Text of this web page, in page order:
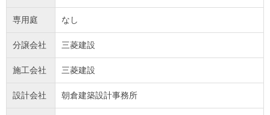
専用庭 なし
分譲会社 三菱建設
施工会社 三菱建設
設計会社 朝倉建築設計事務所